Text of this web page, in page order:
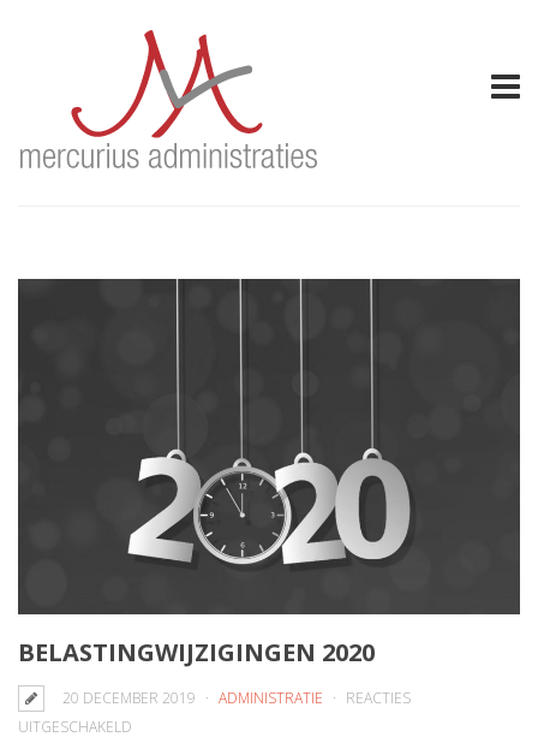
BELASTINGWIJZIGINGEN 2020
20 DECEMBER 2019 ADMINISTRATIE
REACTIES
UITGESCHAKELD